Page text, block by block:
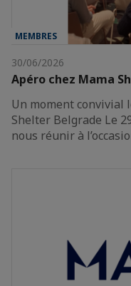
MEMBRES
30/06/2026
Apéro chez Mama
Un moment convivial
Shelter Belgrade Le
nous réunir à